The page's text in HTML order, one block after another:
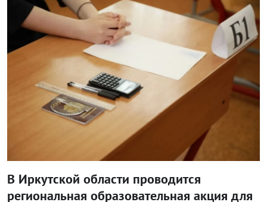
Блог правительства
В Иркутской области проводится
региональная образовательная акция для